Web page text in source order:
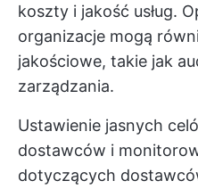
koszty i jakość usług.
organizacje mogą
jakościowe, takie jak
zarządzania.
Ustawienie jasnych
dostawców i
dotyczących